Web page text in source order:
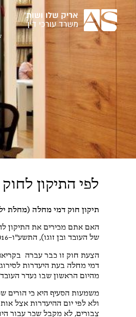
לפי התיקון
תיקון חוק דמי מחלה (מחלת
האם אתם מכירים את התיקון
של העובד ובן זוגו), התשע"ו–2016? אם לא כדאי שתכירו.
מהיום הראשון שבו נעדר
משמעות הסעיף היא כי הורים
ולא לפי יום ההיעדרות אצל